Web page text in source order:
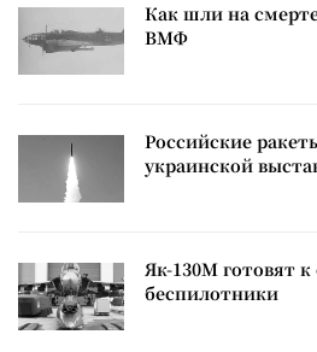
Как шли на
ВМФ
Российские
украинской
Як-130М готовят к
беспилотники